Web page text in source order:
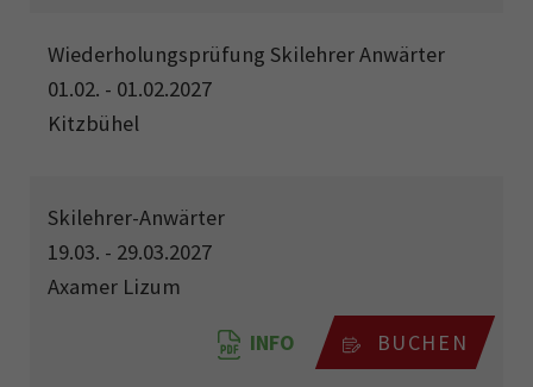
Wiederholungsprüfung Skilehrer Anwärter
01.02. - 01.02.2027
Kitzbühel
Skilehrer-Anwärter
19.03. - 29.03.2027
Axamer Lizum
INFO BUCHEN